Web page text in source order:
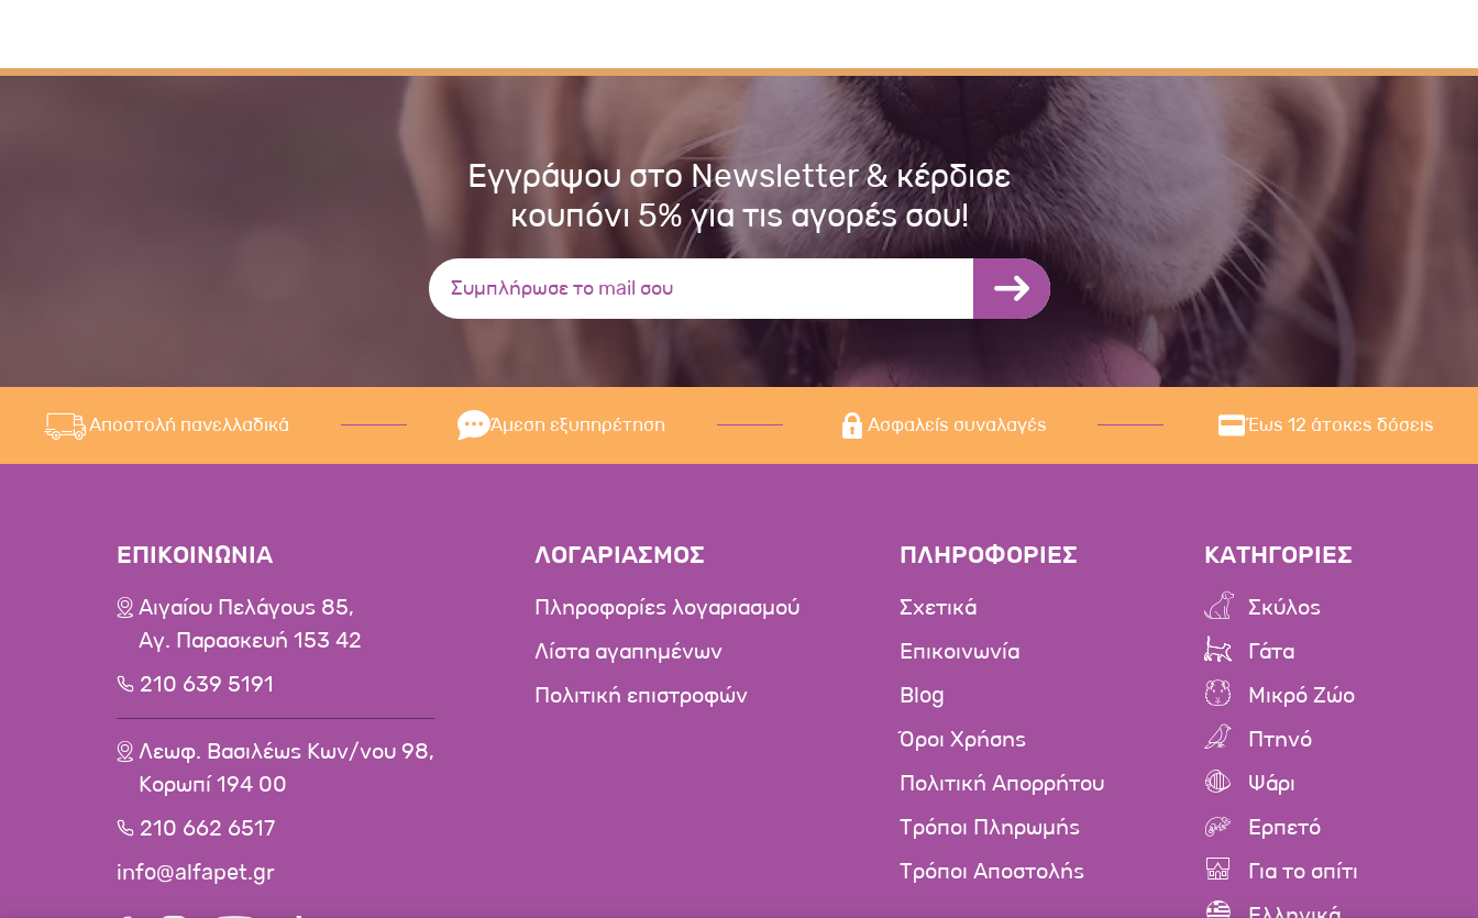
Εγγράψου στο Newsletter & κέρδισε
κουπόνι 5% για τις αγορές σου!
Αποστολή πανελλαδικά Άμεση εξυπηρέτηση Ασφαλείς συναλαγές Έως 12 άτοκες δόσεις
ΕΠΙΚΟΙΝΩΝΙΑ
Αιγαίου Πελάγους 85,
Αγ. Παρασκευή 153 42
210 639 5191
Λεωφ. Βασιλέως Κων/νου 98,
Κορωπί 194 00
210 662 6517
info@alfapet.gr
ΛΟΓΑΡΙΑΣΜΟΣ
Πληροφορίες λογαριασμού
Λίστα αγαπημένων
Πολιτική επιστροφών
ΠΛΗΡΟΦΟΡΙΕΣ
Σχετικά
Επικοινωνία
Blog
Όροι Χρήσης
Πολιτική Απορρήτου
Τρόποι Πληρωμής
Τρόποι Αποστολής
ΚΑΤΗΓΟΡΙΕΣ
Σκύλος
Γάτα
Μικρό Ζώο
Πτηνό
Ψάρι
Ερπετό
Για το σπίτι